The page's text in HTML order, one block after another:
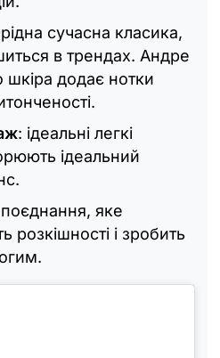
сучасна класика,
в трендах. Андре
шкіра додає нотки
: ідеальні легкі
ідеальний
яке
розкішності і зробить